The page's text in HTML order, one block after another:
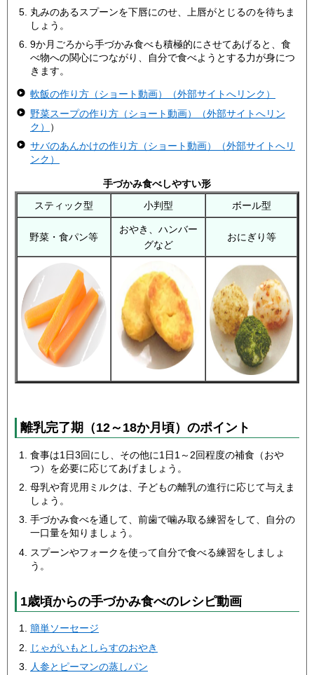
丸みのあるスプーンを下唇にのせ、上唇がとじるのを待ちま
しょう。
9か月ごろから手づかみ食べも積極的にさせてあげると、食
べ物への関心につながり、自分で食べようとする力が身につ
きます。
軟飯の作り方（ショート動画）（外部サイトへリンク）
野菜スープの作り方（ショート動画）（外部サイトへリン
ク）
）
サバのあんかけの作り方（ショート動画）（外部サイトへリ
ンク）
手づかみ食べしやすい形
スティック型
小判型 ボール型
野菜・食パン等
おやき、ハンバー
グなど
おにぎり等
離乳完了期（12～18か月頃）のポイント
食事は1日3回にし、その他に1日1～2回程度の補食（おや
つ）を必要に応じてあげましょう。
母乳や育児用ミルクは、子どもの離乳の進行に応じて与えま
しょう。
手づかみ食べを通して、前歯で噛み取る練習をして、自分の
一口量を知りましょう。
スプーンやフォークを使って自分で食べる練習をしましょ
う。
1歳頃からの手づかみ食べのレシピ動画
簡単ソーセージ
じゃがいもとしらすのおやき
人参とピーマンの蒸しパン